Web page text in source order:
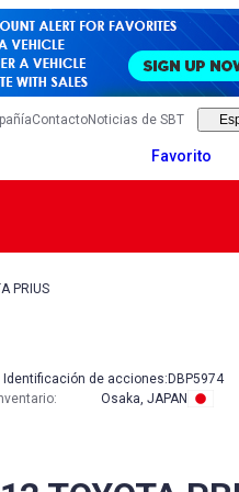
ContactoNoticias de SBT
Favorito
PRIUS
Identificación de acciones: DBP5974
: Osaka, JAPAN